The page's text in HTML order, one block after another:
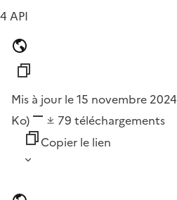
4 API
Mis à jour le 15 novembre 2024
Ko)
79 téléchargements
Copier le lien